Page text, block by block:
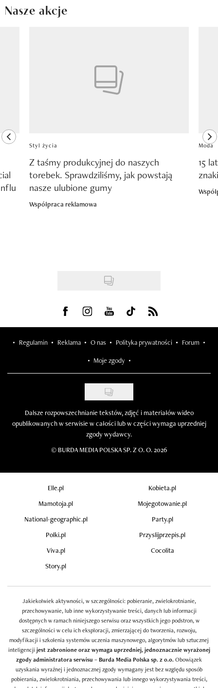
Nasze akcje
previous element
Styl życia
Z taśmy produkcyjnej do naszych
torebek. Sprawdziliśmy, jak powstają
nasze ulubione gumy
Współpraca reklamowa
Moda
15
Visit us on Facebook
Visit us on Instagram
Visit us on Youtube
Visit us on Tiktok
Visit us on Rss
Regulamin Reklama O nas Polityka prywatności Forum
Moje zgody
Dalsze rozpowszechnianie tekstów, zdjęć i materiałów wideo
opublikowanych w serwisie w całości lub w części wymaga uprzedniej
zgody wydawcy.
© BURDA MEDIA POLSKA SP. Z O. O. 2026
Elle.pl
Kobieta.pl
Mamotoja.pl
Mojegotowanie.pl
National-geographic.pl
Party.pl
Polki.pl
Przyslijprzepis.pl
Viva.pl
Cocolita
Story.pl
Jakiekolwiek aktywności, w szczególności: pobieranie, zwielokrotnianie,
przechowywanie, lub inne wykorzystywanie treści, danych lub informacji
dostępnych w ramach niniejszego serwisu oraz wszystkich jego podstron, w
szczególności w celu ich eksploracji, zmierzającej do tworzenia, rozwoju,
modyfikacji i szkolenia systemów uczenia maszynowego, algorytmów lub sztucznej
inteligencji jest zabronione oraz wymaga uprzedniej, jednoznacznie wyrażonej
zgody administratora serwisu – Burda Media Polska sp. z o.o.Obowiązek
uzyskania wyraźnej i jednoznacznej zgody wymagany jest bez względu sposób
pobierania, zwielokrotniania, przechowywania lub innego wykorzystywania treści,